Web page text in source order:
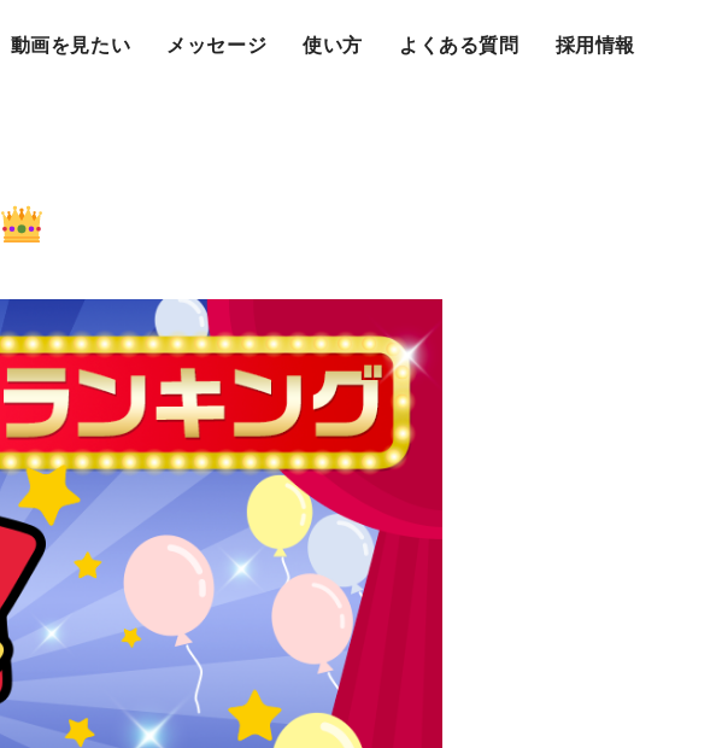
動画を見たい メッセージ 使い方 よくある質問 採用情報